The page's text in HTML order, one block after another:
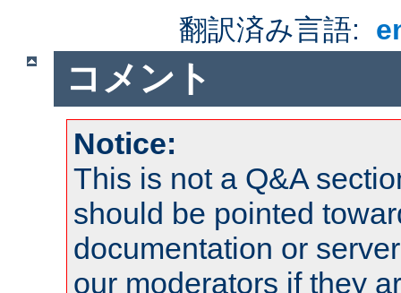
翻訳済み言語:
コメント
Notice:
This is not a Q&A
should be pointed
documentation or
our moderators if they